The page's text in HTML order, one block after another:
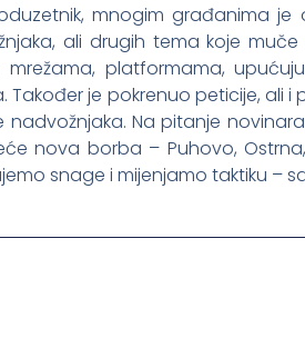
mnogim građanima
ali drugih tema koje
platformama,
Također je pokrenuo peticije,
nadvožnjaka. Na pitanje
nova borba – Puhovo,
snage i mijenjamo taktiku –